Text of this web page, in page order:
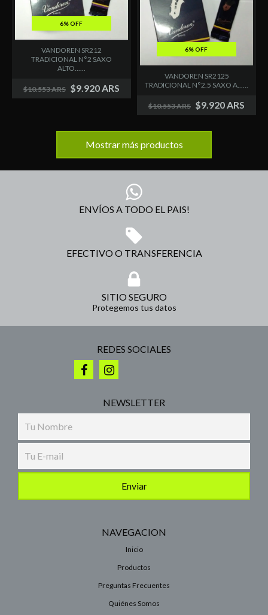
6% OFF
VANDOREN SR212
TRADICIONAL N°2 SAXO
ALTO......
$10.553 ARS $9.920 ARS
6% OFF
VANDOREN SR2125
TRADICIONAL N°2.5 SAXO A......
$10.553 ARS $9.920 ARS
Mostrar más productos
ENVÍOS A TODO EL PAIS!
EFECTIVO O TRANSFERENCIA
SITIO SEGURO
Protegemos tus datos
REDES SOCIALES
NEWSLETTER
NAVEGACION
Inicio
Productos
Preguntas Frecuentes
Quiénes Somos